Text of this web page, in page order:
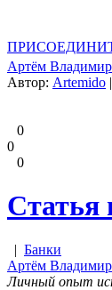
Артём
Автор: Artemido
0
0
0
Статья
| Банки
Артём
Личный опыт